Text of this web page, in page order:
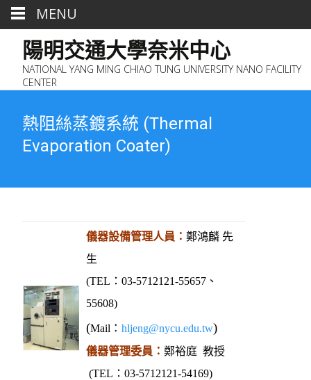
陽明交通大學奈米中心
NATIONAL YANG MING CHIAO TUNG UNIVERSITY NANO FACILITY
CENTER
熱阻絲蒸鍍系統 (Thermal
Evaporation Coater)
儀器設備管理人員： 鄭鴻麟 先
生
(TEL：03-5712121-55657、
55608)
(Mail： hljeng@nycu.edu.tw)
儀器管理委員： 鄭裕庭 教授
(TEL ：03-5712121-54169)
MENU